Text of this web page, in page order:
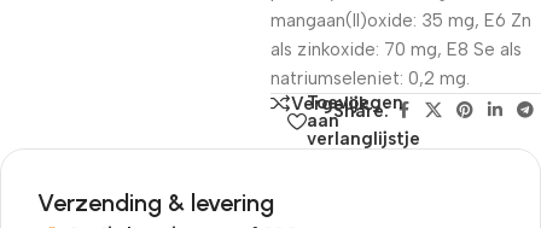
mangaan(II)oxide: 35 mg, E6 Zn
als zinkoxide: 70 mg, E8 Se als
natriumseleniet: 0,2 mg.
Vergelijk
Toevoegen
aan
verlanglijstje
Share:
Verzending & levering